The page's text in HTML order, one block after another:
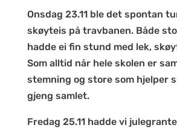
Onsdag 23.11 ble det spontan
skøyteis på travbanen. Både
hadde ei fin stund med lek,
Som alltid når hele skolen er
stemning og store som hjelper
gjeng samlet.
Fredag 25.11 hadde vi